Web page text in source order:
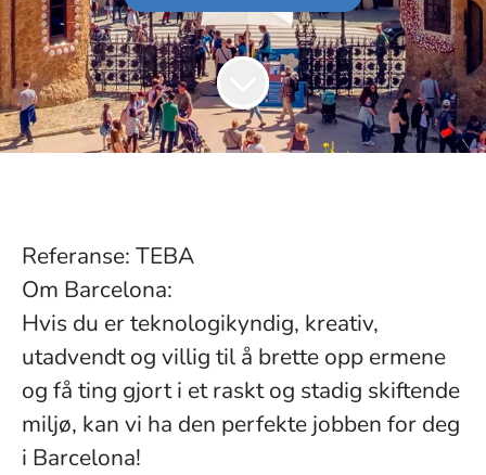
Referanse: TEBA
Om Barcelona:
Hvis du er teknologikyndig, kreativ,
utadvendt og villig til å brette opp ermene
og få ting gjort i et raskt og stadig skiftende
miljø, kan vi ha den perfekte jobben for deg
i Barcelona!